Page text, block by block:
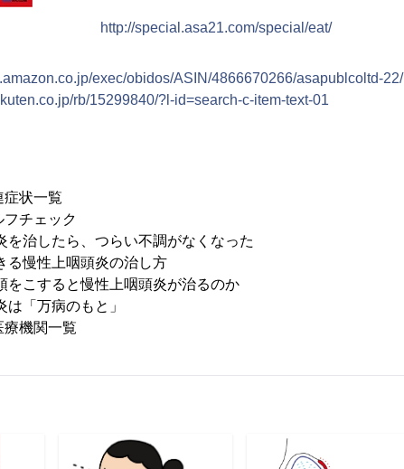
http://special.asa21.com/special/eat/
exec/obidos/ASIN/4866670266/asapublcoltd-22/
rb/15299840/?l-id=search-c-item-text-01
症状一覧
フチェック
を治したら、つらい不調がなくなった
る慢性上咽頭炎の治し方
をこすると慢性上咽頭炎が治るのか
は「万病のもと」
療機関一覧